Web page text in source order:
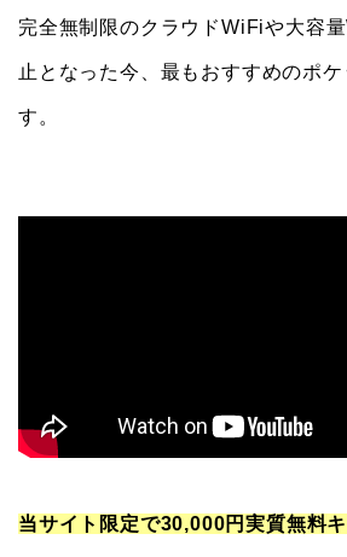
完全無制限のクラウドWiFiや大容
止となった今、最もおすすめのポ
す。
当サイト限定で30,000円実質無料